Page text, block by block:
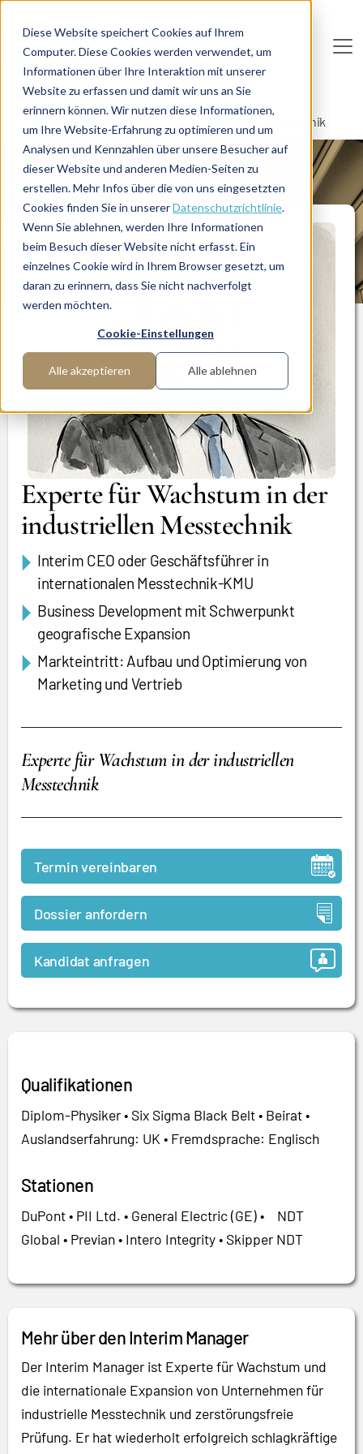
Diese Website speichert Cookies auf Ihrem
Computer. Diese Cookies werden verwendet, um
Informationen über Ihre Interaktion mit unserer
Website zu erfassen und damit wir uns an Sie
erinnern können. Wir nutzen diese Informationen,
um Ihre Website-Erfahrung zu optimieren und um
Analysen und Kennzahlen über unsere Besucher auf
dieser Website und anderen Medien-Seiten zu
erstellen. Mehr Infos über die von uns eingesetzten
Cookies finden Sie in unsererDatenschutzrichtlinie.
Wenn Sie ablehnen, werden Ihre Informationen
beim Besuch dieser Website nicht erfasst. Ein
einzelnes Cookie wird in Ihrem Browser gesetzt, um
daran zu erinnern, dass Sie nicht nachverfolgt
werden möchten.
Cookie-Einstellungen
Alle akzeptieren Alle ablehnen
Deutsc he InterimAG
Home
Manager-Übersicht
Experte für Wachstum in der industriellen Messtechnik
MANAGERPROFIL
Experte für Wachstum in der
industriellen Messtechnik
Interim CEO oder Geschäftsführer in
internationalen Messtechnik-KMU
Business Development mit Schwerpunkt
geografische Expansion
Markteintritt: Aufbau und Optimierung von
Marketing und Vertrieb
Experte für Wachstum in der industriellen
Messtechnik
Termin vereinbaren
Dossier anfordern
Kandidat anfragen
Qualifikationen
Diplom-Physiker • Six Sigma Black Belt • Beirat •
Auslandserfahrung: UK • Fremdsprache: Englisch
Stationen
DuPont • PII Ltd. • General Electric (GE) • NDT
Global • Previan • Intero Integrity • Skipper NDT
Mehr über den Interim Manager
Der Interim Manager ist Experte für Wachstum und
die internationale Expansion von Unternehmen für
industrielle Messtechnik und zerstörungsfreie
Prüfung. Er hat wiederholt erfolgreich schlagkräftige